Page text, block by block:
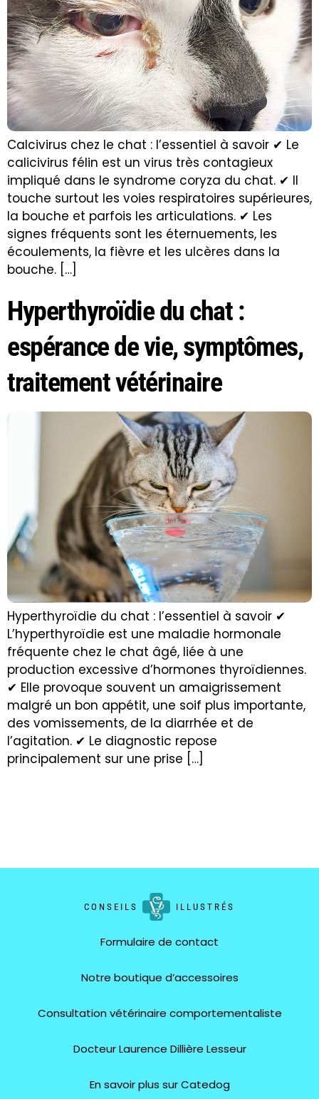
Calcivirus chez le chat : l’essentiel à savoir ✔ Le
calicivirus félin est un virus très contagieux
impliqué dans le syndrome coryza du chat. ✔ Il
touche surtout les voies respiratoires supérieures,
la bouche et parfois les articulations. ✔ Les
signes fréquents sont les éternuements, les
écoulements, la fièvre et les ulcères dans la
bouche. […]
Hyperthyroïdie du chat :
espérance de vie, symptômes,
traitement vétérinaire
Hyperthyroïdie du chat : l’essentiel à savoir ✔
L’hyperthyroïdie est une maladie hormonale
fréquente chez le chat âgé, liée à une
production excessive d’hormones thyroïdiennes.
✔ Elle provoque souvent un amaigrissement
malgré un bon appétit, une soif plus importante,
des vomissements, de la diarrhée et de
l’agitation. ✔ Le diagnostic repose
principalement sur une prise […]
CONSEILS ILLUSTRÉS
Formulaire de contact
Notre boutique d’accessoires
Consultation vétérinaire comportementaliste
Docteur Laurence Dillière Lesseur
En savoir plus sur Catedog